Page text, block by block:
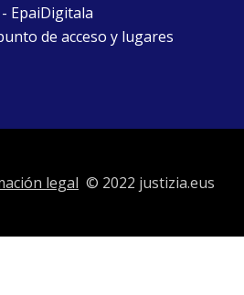
EpaiDigitala
de acceso y lugares
legal © 2022 justizia.eus